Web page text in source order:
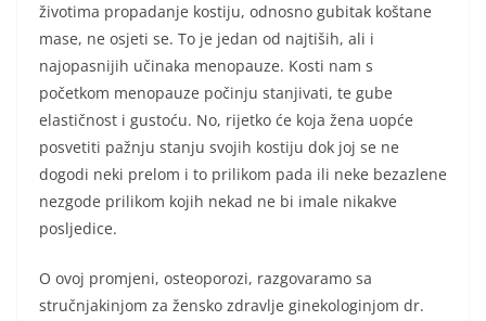
životima propadanje kostiju, odnosno gubitak koštane
mase, ne osjeti se. To je jedan od najtiših, ali i
najopasnijih učinaka menopauze. Kosti nam s
početkom menopauze počinju stanjivati, te gube
elastičnost i gustoću. No, rijetko će koja žena uopće
posvetiti pažnju stanju svojih kostiju dok joj se ne
dogodi neki prelom i to prilikom pada ili neke bezazlene
nezgode prilikom kojih nekad ne bi imale nikakve
posljedice.
O ovoj promjeni, osteoporozi, razgovaramo sa
stručnjakinjom za žensko zdravlje ginekologinjom dr.